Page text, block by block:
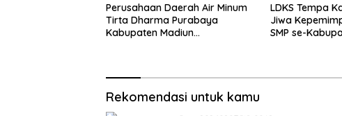
Perusahaan Daerah Air Minum
Tirta Dharma Purabaya
Kabupaten Madiun
LDKS Tempa
Jiwa
SMP se-
Rekomendasi untuk kamu